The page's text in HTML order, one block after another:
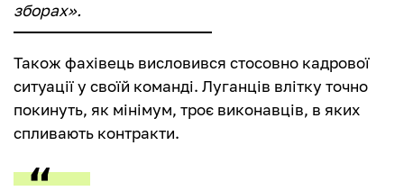
зборах».
Також фахівець висловився стосовно кадрової
ситуації у своїй команді. Луганців влітку точно
покинуть, як мінімум, троє виконавців, в яких
спливають контракти.